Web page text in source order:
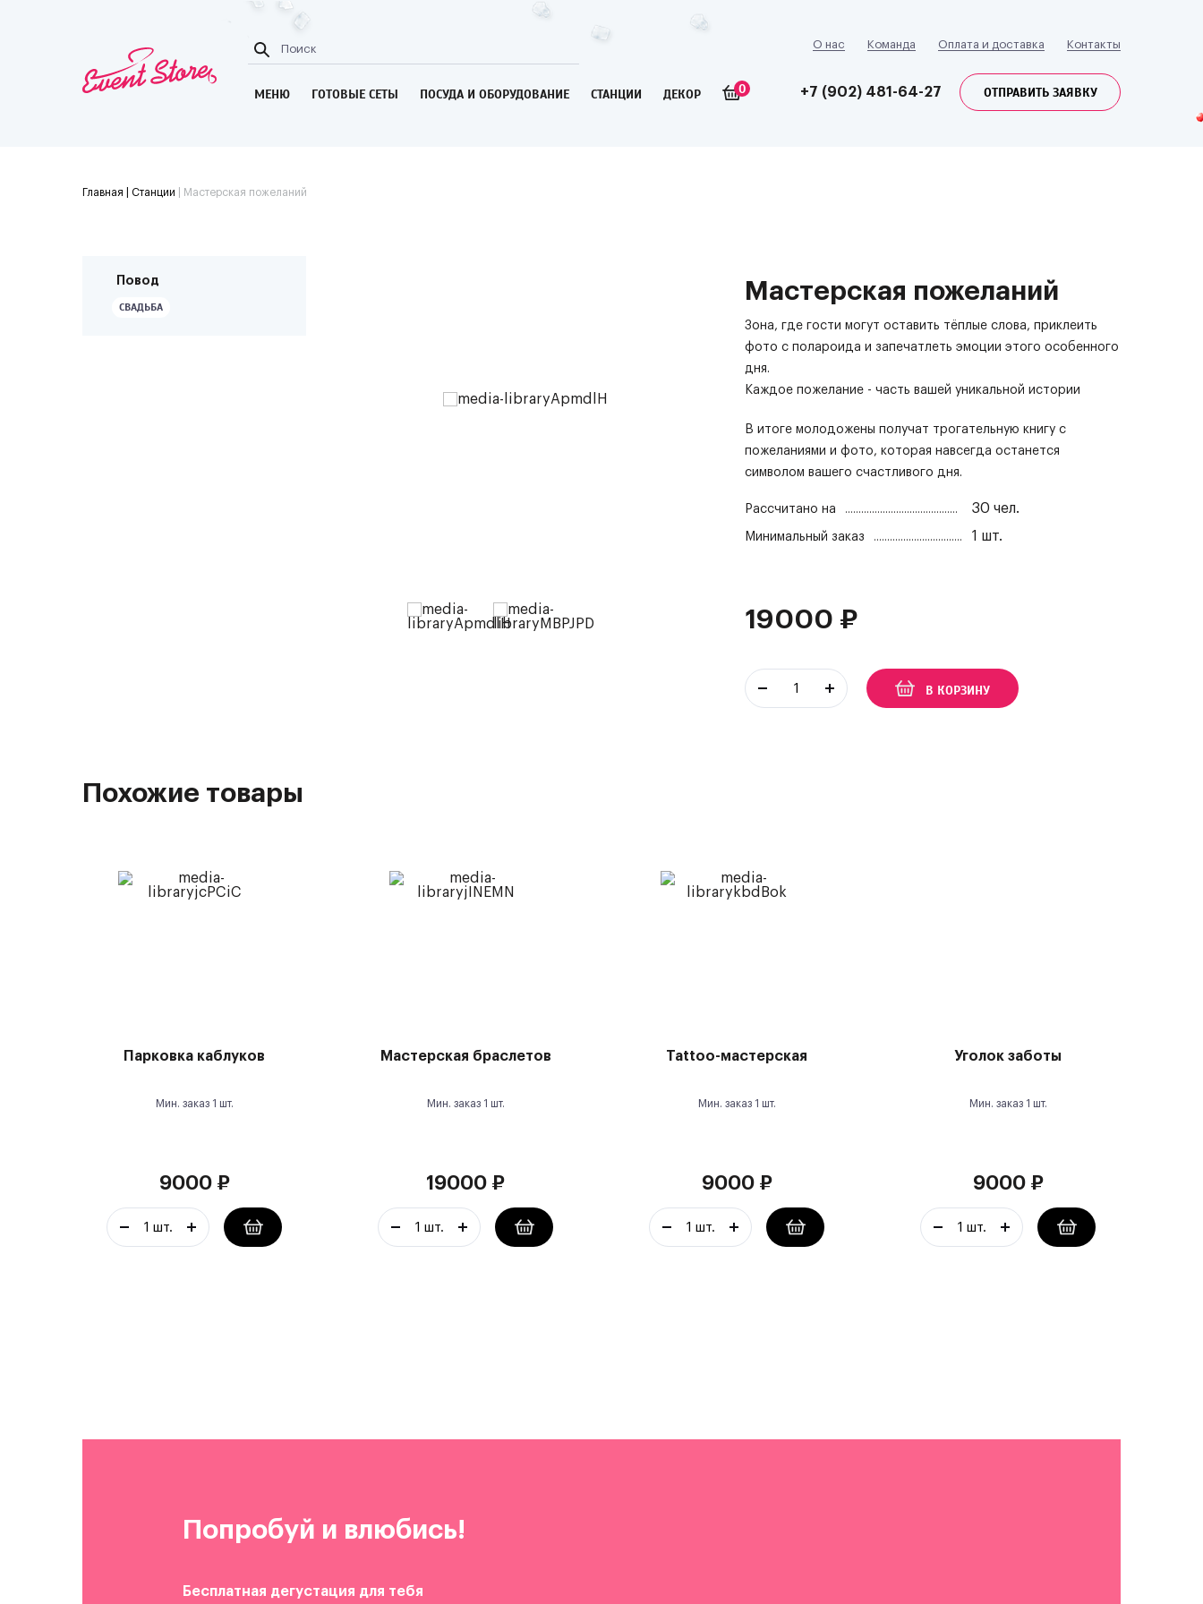
МЕНЮ ГОТОВЫЕ СЕТЫ ПОСУДА И ОБОРУДОВАНИЕ СТАНЦИИ ДЕКОР 0
О нас Команда Оплата и доставка Контакты
+7 (902) 481-64-27 ОТПРАВИТЬ ЗАЯВКУ
Главная | Станции Мастерская пожеланий
Повод
СВАДЬБА
Мастерская пожеланий
Зона, где гости могут оставить тёплые слова, приклеить
фото с полароида и запечатлеть эмоции этого особенного
дня.
Каждое пожелание - часть вашей уникальной истории
В итоге молодожены получат трогательную книгу с
пожеланиями и фото, которая навсегда останется
символом вашего счастливого дня.
Рассчитано на 30 чел.
Минимальный заказ 1 шт.
19000 ₽
В КОРЗИНУ
Похожие товары
Парковка каблуков
Мин. заказ 1 шт.
9000₽
Мастерская браслетов
Мин. заказ 1 шт.
19000 ₽
Tattoo-мастерская
Мин. заказ 1 шт.
9000₽
Уголок заботы
Мин. заказ 1 шт.
9000₽
Попробуй и влюбись!
Бесплатная дегустация для тебя